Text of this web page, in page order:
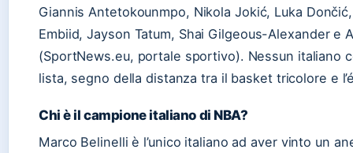
Giannis Antetokounmpo, Nikola Jokić, Luka
Embiid, Jayson Tatum, Shai Gilgeous-Alexander e
(SportNews.eu, portale sportivo). Nessun italiano
lista, segno della distanza tra il basket tricolore e
Chi è il campione italiano di NBA?
Marco Belinelli è l’unico italiano ad aver vinto un